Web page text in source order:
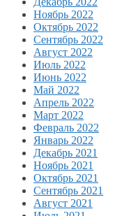
Ноябрь 2022
Октябрь 2022
Сентябрь 2022
Август 2022
Июль 2022
Июнь 2022
Май 2022
Апрель 2022
Март 2022
Февраль 2022
Январь 2022
Декабрь 2021
Ноябрь 2021
Октябрь 2021
Сентябрь 2021
Август 2021